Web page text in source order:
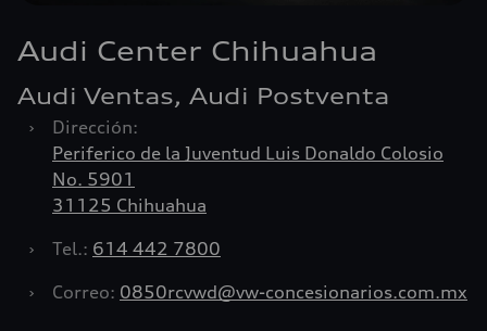
Audi Center Chihuahua
Audi Ventas, Audi Postventa
›
Dirección:
Periferico de la Juventud Luis Donaldo Colosio
No. 5901
31125 Chihuahua
›
Tel.: 614 442 7800
›
Correo: 0850rcvwd@vw-concesionarios.com.mx